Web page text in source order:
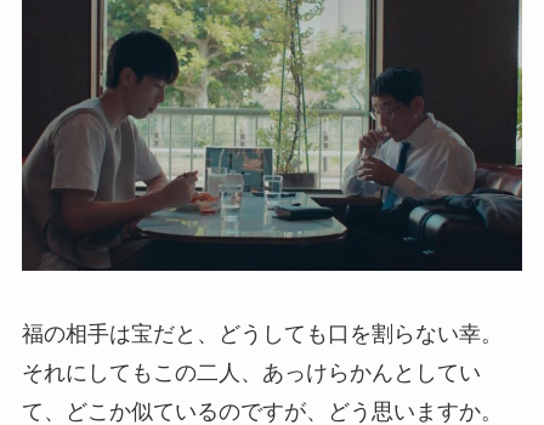
福の相手は宝だと、どうしても口を割らない幸。
それにしてもこの二人、あっけらかんとしてい
て、どこか似ているのですが、どう思いますか。